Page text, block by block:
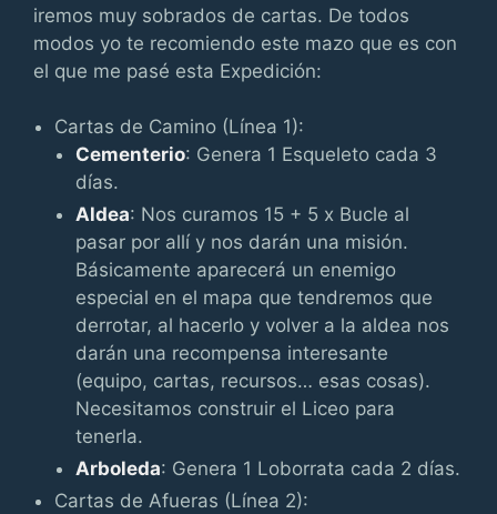
iremos muy sobrados de cartas. De todos
modos yo te recomiendo este mazo que es con
el que me pasé esta Expedición:
Cartas de Camino (Línea 1):
Cementerio: Genera 1 Esqueleto cada 3
días.
Aldea: Nos curamos 15 + 5 x Bucle al
pasar por allí y nos darán una misión.
Básicamente aparecerá un enemigo
especial en el mapa que tendremos que
derrotar, al hacerlo y volver a la aldea nos
darán una recompensa interesante
(equipo, cartas, recursos… esas cosas).
Necesitamos construir el Liceo para
tenerla.
Arboleda: Genera 1 Loborrata cada 2 días.
Cartas de Afueras (Línea 2):